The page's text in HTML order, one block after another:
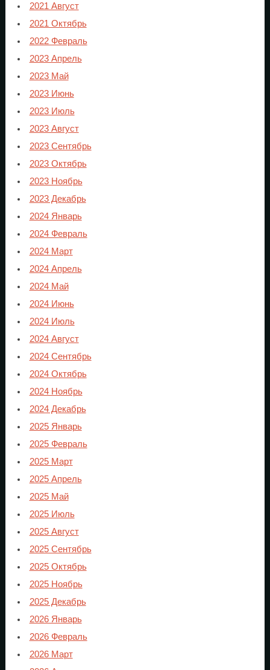
2021 Август
2021 Октябрь
2022 Февраль
2023 Апрель
2023 Май
2023 Июнь
2023 Июль
2023 Август
2023 Сентябрь
2023 Октябрь
2023 Ноябрь
2023 Декабрь
2024 Январь
2024 Февраль
2024 Март
2024 Апрель
2024 Май
2024 Июнь
2024 Июль
2024 Август
2024 Сентябрь
2024 Октябрь
2024 Ноябрь
2024 Декабрь
2025 Январь
2025 Февраль
2025 Март
2025 Апрель
2025 Май
2025 Июль
2025 Август
2025 Сентябрь
2025 Октябрь
2025 Ноябрь
2025 Декабрь
2026 Январь
2026 Февраль
2026 Март